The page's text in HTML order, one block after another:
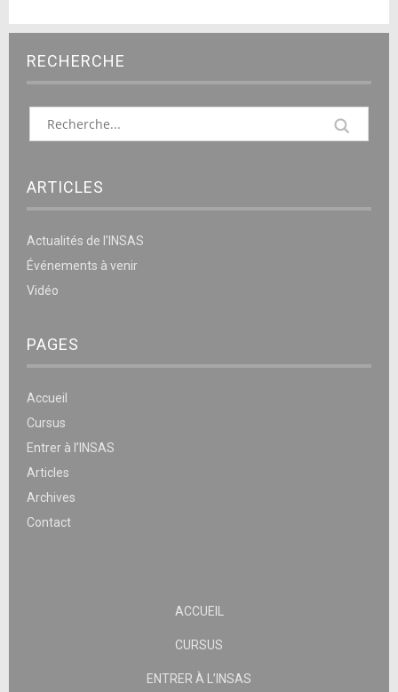
RECHERCHE
ARTICLES
Actualités de l’INSAS
Événements à venir
Vidéo
PAGES
Accueil
Cursus
Entrer à l’INSAS
Articles
Archives
Contact
ACCUEIL
CURSUS
ENTRER À L’INSAS